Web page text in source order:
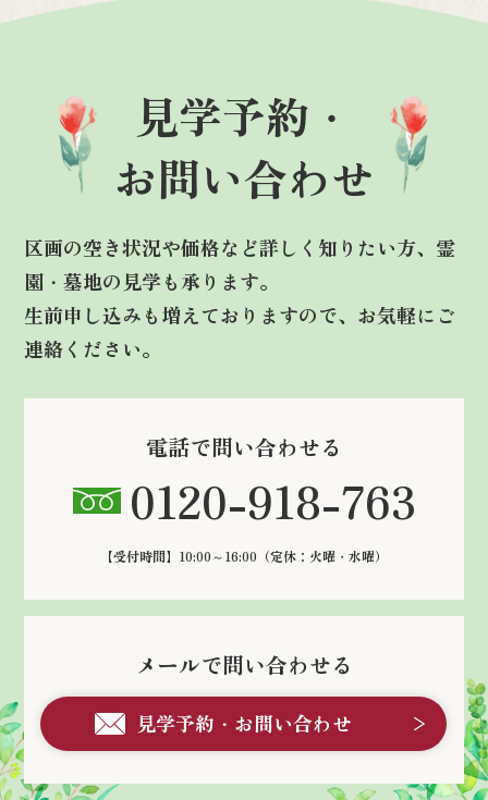
見学予約・
お問い合わせ
区画の空き状況や価格など詳しく知りたい方、霊
園・墓地の見学も承ります。
生前申し込みも増えておりますので、お気軽にご
連絡ください。
電話で問い合わせる
0120-918-763
【受付時間】10:00～16:00 （定休：火曜・水曜）
メールで問い合わせる
見学予約・お問い合わせ